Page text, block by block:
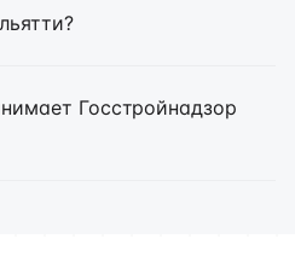
Госстройнадзор